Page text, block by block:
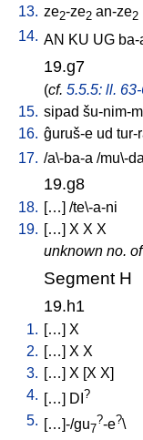
13. ze2-ze2 an-ze2
14. AN KU UG ba-
19.g7
(cf. 5.5.5: ll.
15. sipad šu-nim-
16. ĝuruš-e ud tur-
17. /a\-ba-a /mu\-
19.g8
18. […] /te\-a-ni
19. […] X X X
unknown no.
Segment H
19.h1
1. […] X
2. […] X X
3. […] X [X X]
4. […] DI ?
5. […]-/gu7
?-e?\